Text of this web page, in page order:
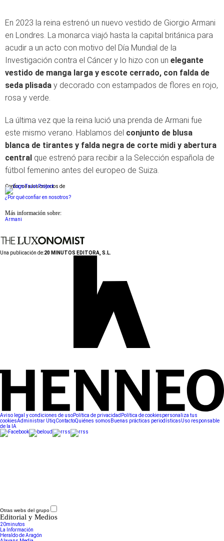
En 2023 la reina estrenó un nuevo vestido de Giorgio Armani
en Londres. La monarca viajó hasta la capital británica para
acudir a un acto con motivo del Día Mundial de la
Investigación contra el Cáncer y lo hizo con un elegante
vestido de manga larga y escote cerrado, con falda de
seda plisada y decorado con estampados de flores en rojo,
rosa y verde.
La última vez que la reina lució una prenda de Armani fue
este mismo verano. Hablamos del conjunto de blusa
blanca de tirantes y falda negra de corte midi y abertura
central que estrenó para recibir a la Selección española de
fútbol femenino antes del europeo de Suiza.
Conforme a los criterios de
¿Por qué confiar en nosotros?
Más información sobre:
Armani
Una publicación de:20 MINUTOS EDITORA, S.L.
Aviso legal y condiciones de usoPolítica de privacidad Política de cookiespersonaliza tus
cookiesAdministrar UtiqContactoQuiénes somos Buenas prácticas periodísticasUso responsable
de la IA
Otras webs del grupo
Editorial y Medios
20minutos
La Información
Heraldo de Aragón